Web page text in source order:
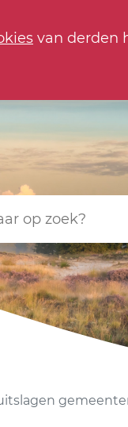
van derden
zoek?